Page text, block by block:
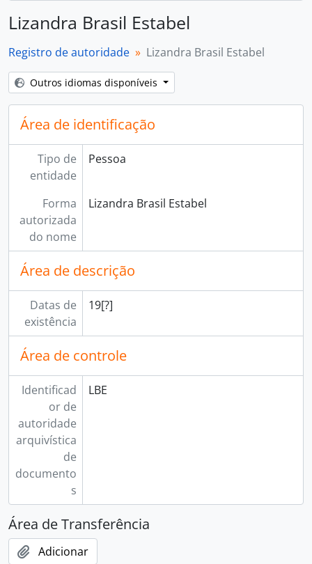
Lizandra Brasil Estabel
Registro de autoridade Lizandra Brasil Estabel
Outros idiomas disponíveis
Área de identificação
Tipo de
entidade
Pessoa
Forma
autorizada
do nome
Lizandra Brasil Estabel
Área de descrição
Datas de
existência
19[?]
Área de controle
Identificad
or de
autoridade
arquivística
de
documento
s
LBE
Área de Transferência
Adicionar